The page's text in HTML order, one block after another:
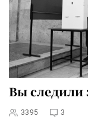
Вы следили
3395 3